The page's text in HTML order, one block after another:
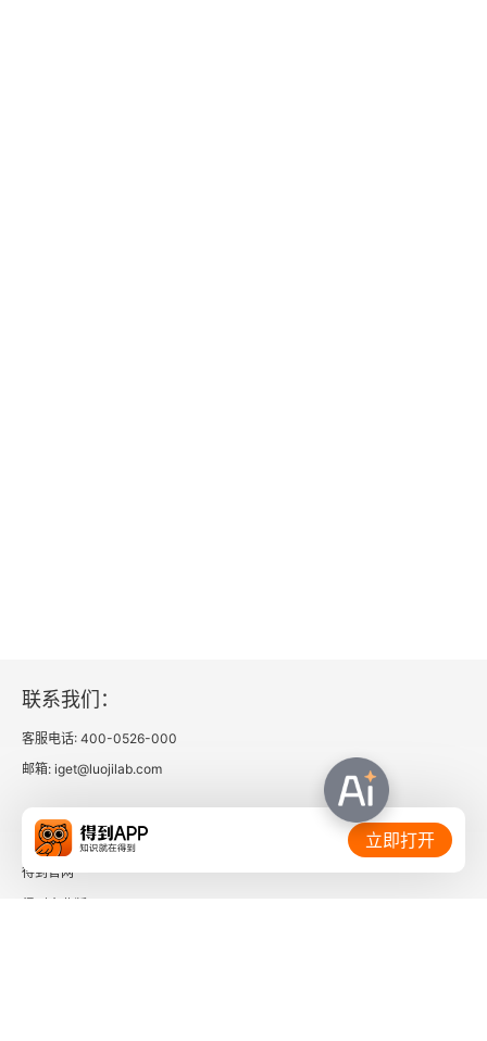
联系我们：
客服电话: 400-0526-000
邮箱: iget@luojilab.com
相关链接：
得到官网
立即打开